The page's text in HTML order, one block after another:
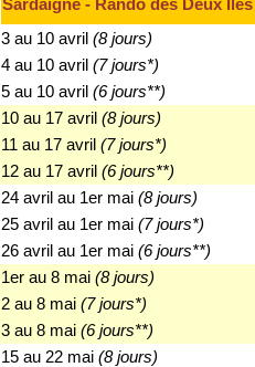
Sardaigne - Rando des Deux Iles
3 au 10 avril (8 jours)
4 au 10 avril (7 jours*)
5 au 10 avril (6 jours**)
10 au 17 avril (8 jours)
11 au 17 avril (7 jours*)
12 au 17 avril (6 jours**)
24 avril au 1er mai (8 jours)
25 avril au 1er mai (7 jours*)
26 avril au 1er mai (6 jours**)
1er au 8 mai (8 jours)
2 au 8 mai (7 jours*)
3 au 8 mai (6 jours**)
15 au 22 mai (8 jours)